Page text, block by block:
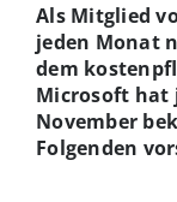
Als Mitglied
jeden Monat
dem
Microsoft hat
November
Folgenden